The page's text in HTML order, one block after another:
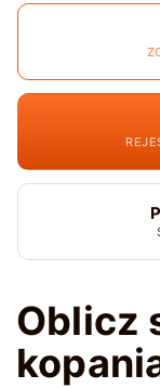
Oblicz